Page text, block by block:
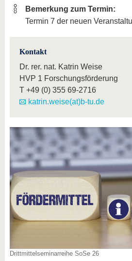
Bemerkung zum Termin:
Termin 7 der neuen
Kontakt
Dr. rer. nat. Katrin Weise
HVP 1 Forschungsförderung
T +49 (0) 355 69-2716
katrin.weise(at)b-tu.de
Drittmittelseminarreihe SoSe 26